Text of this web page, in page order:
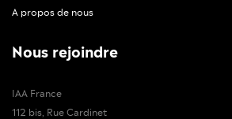
A propos de nous
Nous rejoindre
IAA France
112 bis, Rue Cardinet